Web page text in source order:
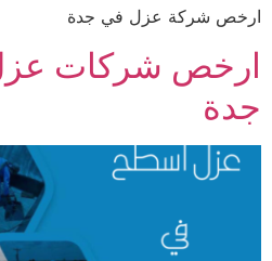
ارخص شركة عزل في جدة
ارخص شركات
جدة